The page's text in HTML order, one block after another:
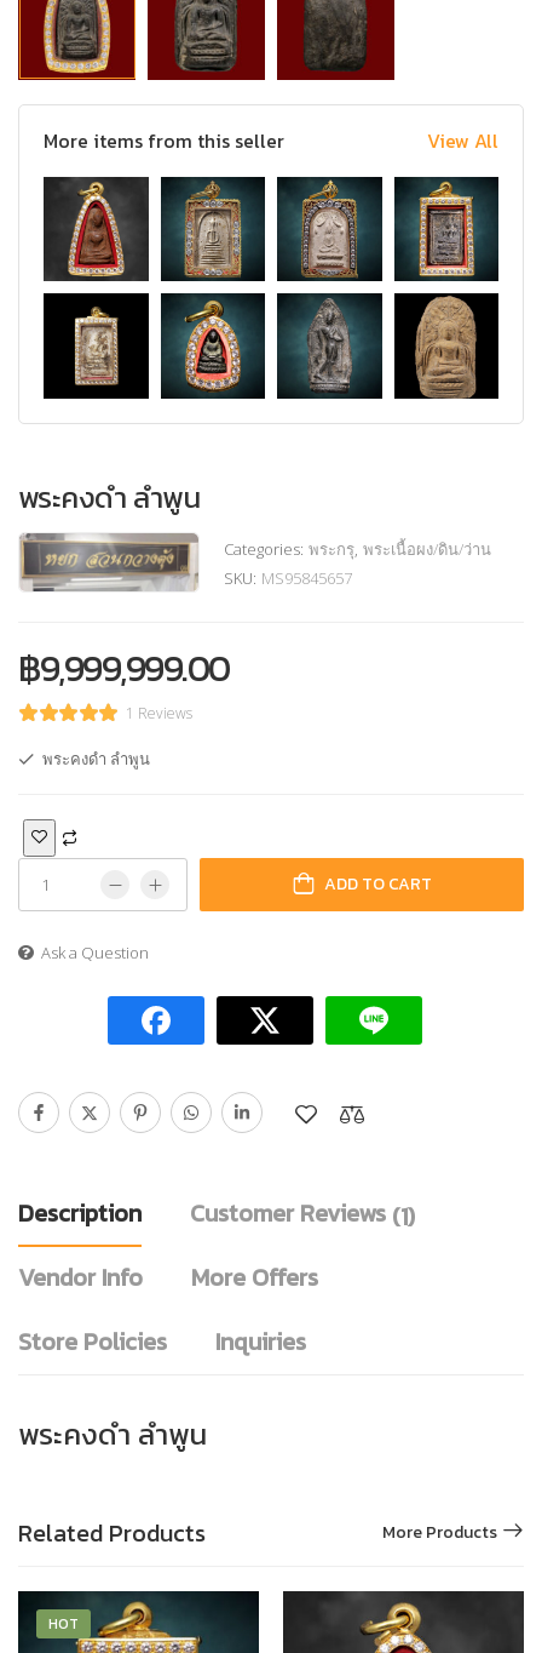
More items from this seller View All
พระคงดำ ลำพูน
Categories: พระกรุ, พระเนื้อผง/ดิน/ว่าน
SKU: MS95845657
฿9,999,999.00
1 Reviews
พระคงดำ ลำพูน
ADD TO CART
Ask a Question
Description Customer Reviews (1)
Vendor Info
More Offers
Store Policies
Inquiries
พระคงดำ ลำพูน
Related Products More Products
HOT